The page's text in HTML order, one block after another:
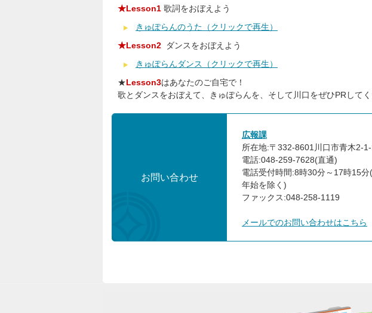
★Lesson1 歌詞をおぼえよう
きゅぽらんのうた（クリックで再生）
★Lesson2 ダンスをおぼえよう
きゅぽらんダンス（クリックで再生）
★Lesson3はあなたのご自宅で！
歌とダンスをおぼえて、きゅぽらんを、そして川口をぜひPRしてく
お問い合わせ
広報課
所在地:〒332-8601川口市青木2-1-
電話:048-259-7628(直通)
電話受付時間:8時30分～17時15
年始を除く)
ファックス:048-258-1119
メールでのお問い合わせはこちら